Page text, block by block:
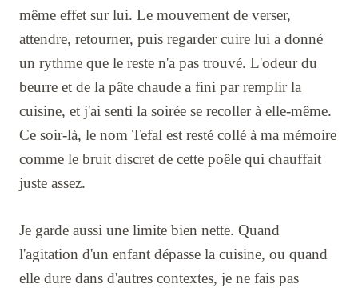
même effet sur lui. Le mouvement de verser,
attendre, retourner, puis regarder cuire lui a donné
un rythme que le reste n'a pas trouvé. L'odeur du
beurre et de la pâte chaude a fini par remplir la
cuisine, et j'ai senti la soirée se recoller à elle-même.
Ce soir-là, le nom Tefal est resté collé à ma mémoire
comme le bruit discret de cette poêle qui chauffait
juste assez.
Je garde aussi une limite bien nette. Quand
l'agitation d'un enfant dépasse la cuisine, ou quand
elle dure dans d'autres contextes, je ne fais pas